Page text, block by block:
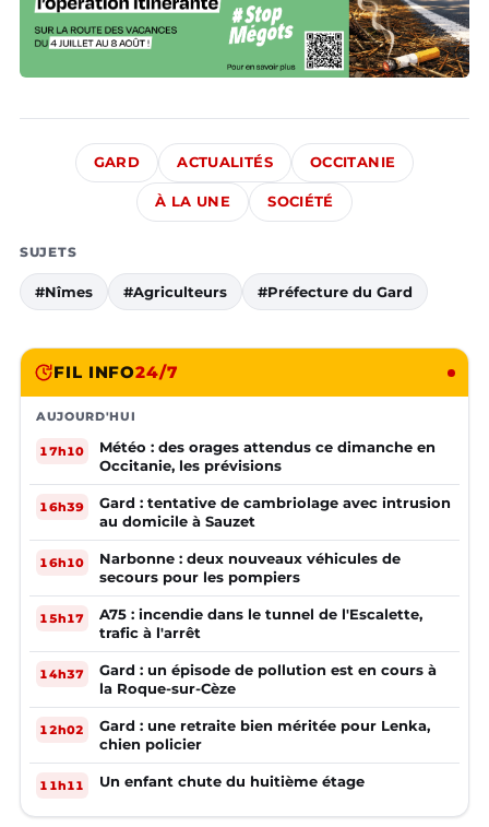
GARD ACTUALITÉS OCCITANIE
À LA UNE SOCIÉTÉ
SUJETS
#Nîmes #Agriculteurs #Préfecture du Gard
FIL INFO24/7
AUJOURD'HUI
17h10
Météo : des orages attendus ce dimanche en
Occitanie, les prévisions
16h39
Gard : tentative de cambriolage avec intrusion
au domicile à Sauzet
16h10
Narbonne : deux nouveaux véhicules de
secours pour les pompiers
15h17
A75 : incendie dans le tunnel de l'Escalette,
trafic à l'arrêt
14h37
Gard : un épisode de pollution est en cours à
la Roque-sur-Cèze
12h02
Gard : une retraite bien méritée pour Lenka,
chien policier
11h11 Un enfant chute du huitième étage